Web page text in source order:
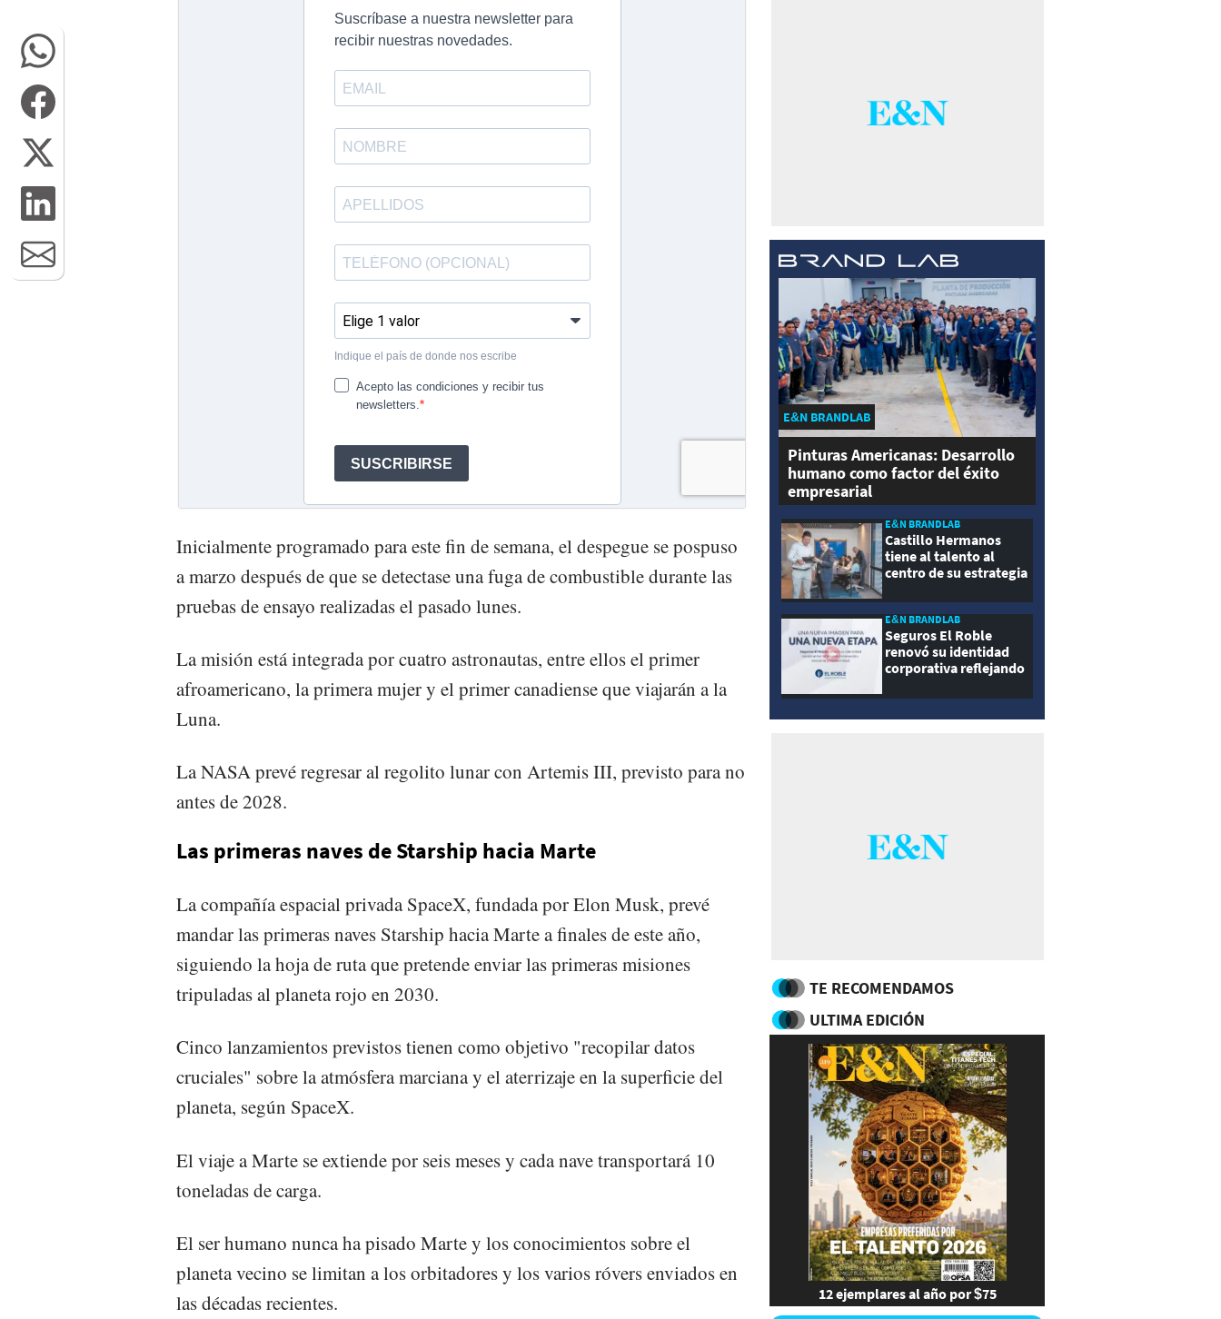
Inicialmente programado para este fin de semana, el despegue se pospuso
a marzo después de que se detectase una fuga de combustible durante las
pruebas de ensayo realizadas el pasado lunes.
La misión está integrada por cuatro astronautas, entre ellos el primer
afroamericano, la primera mujer y el primer canadiense que viajarán a la
Luna.
La NASA prevé regresar al regolito lunar con Artemis III, previsto para no
antes de 2028.
Las primeras naves de Starship hacia Marte
La compañía espacial privada SpaceX, fundada por Elon Musk, prevé
mandar las primeras naves Starship hacia Marte a finales de este año,
siguiendo la hoja de ruta que pretende enviar las primeras misiones
tripuladas al planeta rojo en 2030.
Cinco lanzamientos previstos tienen como objetivo "recopilar datos
cruciales" sobre la atmósfera marciana y el aterrizaje en la superficie del
planeta, según SpaceX.
El viaje a Marte se extiende por seis meses y cada nave transportará 10
toneladas de carga.
El ser humano nunca ha pisado Marte y los conocimientos sobre el
planeta vecino se limitan a los orbitadores y los varios róvers enviados en
las décadas recientes.
E&N BRANDLAB
Pinturas Americanas: Desarrollo
humano como factor del éxito
empresarial
E&N BRANDLAB
Castillo Hermanos
tiene al talento al
centro de su estrategia
E&N BRANDLAB
Seguros El Roble
renovó su identidad
corporativa reflejando
modernidad
TE RECOMENDAMOS
ULTIMA EDICIÓN
12 ejemplares al año por $75